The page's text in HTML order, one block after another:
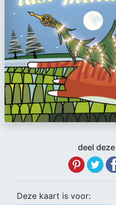
deel
Deze kaart is voor: